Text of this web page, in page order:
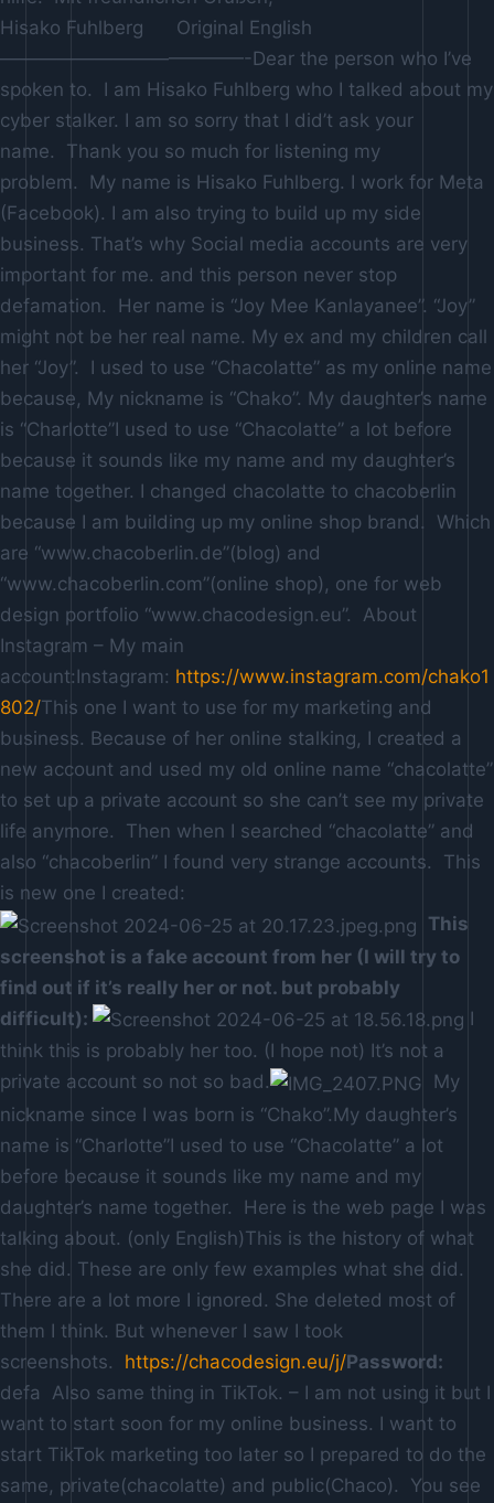
Hisako Fuhlberg Original English
—————————————-Dear the person who I’ve
spoken to. I am Hisako Fuhlberg who I talked about my
cyber stalker. I am so sorry that I did’t ask your
name. Thank you so much for listening my
problem. My name is Hisako Fuhlberg. I work for Meta
(Facebook). I am also trying to build up my side
business. That’s why Social media accounts are very
important for me. and this person never stop
defamation. Her name is “Joy Mee Kanlayanee”. “Joy”
might not be her real name. My ex and my children call
her “Joy”. I used to use “Chacolatte” as my online name
because, My nickname is “Chako”. My daughter’s name
is “Charlotte”I used to use “Chacolatte” a lot before
because it sounds like my name and my daughter’s
name together. I changed chacolatte to chacoberlin
because I am building up my online shop brand. Which
are “www.chacoberlin.de”(blog) and
“www.chacoberlin.com”(online shop), one for web
design portfolio “www.chacodesign.eu”. About
Instagram – My main
account:Instagram: https://www.instagram.com/chako1
802/This one I want to use for my marketing and
business. Because of her online stalking, I created a
new account and used my old online name “chacolatte”
to set up a private account so she can’t see my private
life anymore. Then when I searched “chacolatte” and
also “chacoberlin” I found very strange accounts. This
is new one I created:
This
screenshot is a fake account from her (I will try to
find out if it’s really her or not. but probably
difficult):
I
think this is probably her too. (I hope not) It’s not a
private account so not so bad.
My
nickname since I was born is “Chako”.My daughter’s
name is “Charlotte”I used to use “Chacolatte” a lot
before because it sounds like my name and my
daughter’s name together. Here is the web page I was
talking about. (only English)This is the history of what
she did. These are only few examples what she did.
There are a lot more I ignored. She deleted most of
them I think. But whenever I saw I took
screenshots. https://chacodesign.eu/j/Password:
defa Also same thing in TikTok. – I am not using it but I
want to start soon for my online business. I want to
start TikTok marketing too later so I prepared to do the
same, private(chacolatte) and public(Chaco). You see